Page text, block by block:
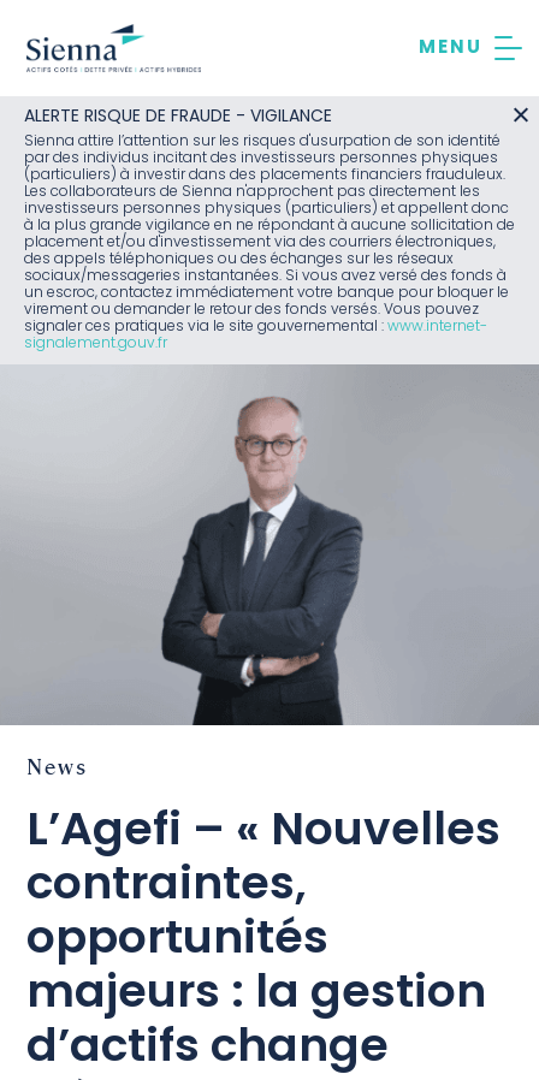
contenu
ALERTE RISQUE DE FRAUDE - VIGILANCE
Sienna attire l’attention sur les risques d'usurpation de son identité
par des individus incitant des investisseurs personnes physiques
(particuliers) à investir dans des placements financiers frauduleux.
Les collaborateurs de Sienna n'approchent pas directement les
investisseurs personnes physiques (particuliers) et appellent donc
à la plus grande vigilance en ne répondant à aucune sollicitation de
placement et/ou d'investissement via des courriers électroniques,
des appels téléphoniques ou des échanges sur les réseaux
sociaux/messageries instantanées. Si vous avez versé des fonds à
un escroc, contactez immédiatement votre banque pour bloquer le
virement ou demander le retour des fonds versés. Vous pouvez
signaler ces pratiques via le site gouvernemental : www.internet-
signalement.gouv.fr
News
L’Agefi – « Nouvelles
contraintes,
opportunités
majeurs : la gestion
d’actifs change